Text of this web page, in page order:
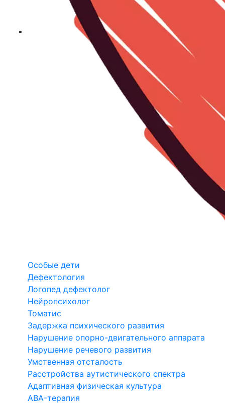
Особые дети
Дефектология
Логопед дефектолог
Нейропсихолог
Томатис
Задержка психического развития
Нарушение опорно-двигательного аппарата
Нарушение речевого развития
Умственная отсталость
Расстройства аутистического спектра
Адаптивная физическая культура
ABA-терапия